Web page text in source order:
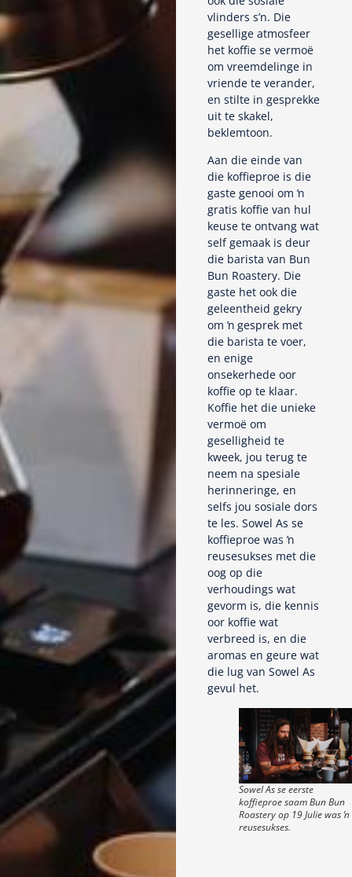
vlinders s’n. Die
gesellige atmosfeer
het koffie se vermoë
om vreemdelinge in
vriende te verander,
en stilte in gesprekke
uit te skakel,
beklemtoon.
Aan die einde van
die koffieproe is die
gaste genooi om ŉ
gratis koffie van hul
keuse te ontvang wat
self gemaak is deur
die barista van Bun
Bun Roastery. Die
gaste het ook die
geleentheid gekry
om ŉ gesprek met
die barista te voer,
en enige
onsekerhede oor
koffie op te klaar.
Koffie het die unieke
vermoë om
geselligheid te
kweek, jou terug te
neem na spesiale
herinneringe, en
selfs jou sosiale dors
te les. Sowel As se
koffieproe was ŉ
reusesukses met die
oog op die
verhoudings wat
gevorm is, die kennis
oor koffie wat
verbreed is, en die
aromas en geure wat
die lug van Sowel As
gevul het.
Sowel As se eerste
koffieproe saam Bun Bun
Roastery op 19 Julie was ŉ
reusesukses.